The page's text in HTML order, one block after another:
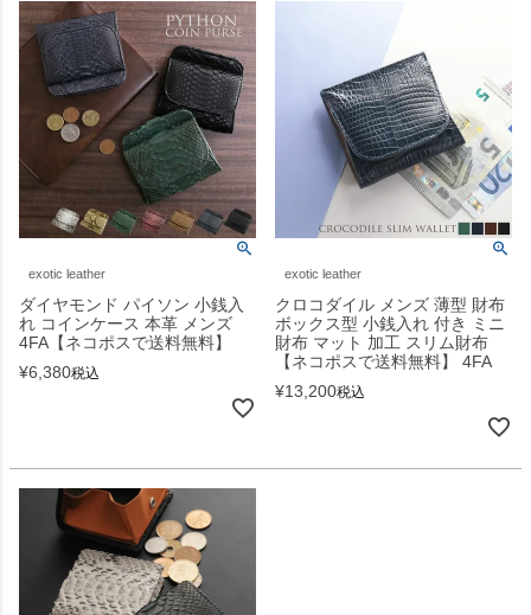
exotic leather
ダイヤモンド パイソン 小銭入
れ コインケース 本革 メンズ
4FA【ネコポスで送料無料】
¥6,380税込
exotic leather
クロコダイル メンズ 薄型 財布
ボックス型 小銭入れ 付き ミニ
財布 マット 加工 スリム財布
【ネコポスで送料無料】 4FA
¥13,200税込